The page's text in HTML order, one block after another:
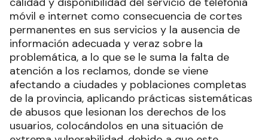
móvil e internet como consecuencia de cortes
permanentes en sus servicios y la ausencia de
información adecuada y veraz sobre la
problemática, a lo que se le suma la falta de
atención a los reclamos, donde se viene
afectando a ciudades y poblaciones completas
de la provincia, aplicando prácticas sistemáticas
de abusos que lesionan los derechos de los
usuarios, colocándolos en una situación de